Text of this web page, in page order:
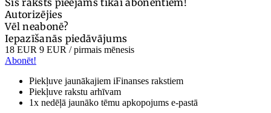
Šis raksts pieejams tikai abonentiem!
Autorizējies
Vēl neabonē?
Iepazīšanās piedāvājums
18 EUR 9 EUR / pirmais mēnesis
Abonēt!
Piekļuve jaunākajiem iFinanses rakstiem
Piekļuve rakstu arhīvam
1x nedēļā jaunāko tēmu apkopojums e-pastā